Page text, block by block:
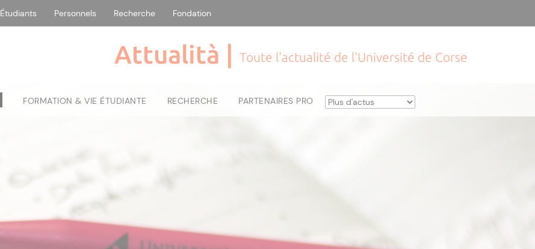
Étudiants Personnels Recherche Fondation
Attualità | Toute l'actualité de l'Université de Corse
FORMATION & VIE ÉTUDIANTE RECHERCHE PARTENAIRES PRO